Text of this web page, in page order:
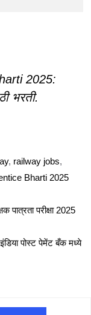
2025:
भरती.
, railway jobs,
Bharti 2025
परीक्षा 2025
पोस्ट पेमेंट बँक मध्ये